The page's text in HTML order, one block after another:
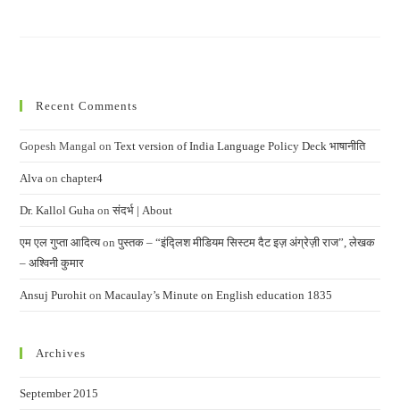
Recent Comments
Gopesh Mangal onText version of India Language Policy Deck भाषानीति
Alva onchapter4
Dr. Kallol Guha onसंदर्भ | About
एम एल गुप्ता आदित्यonपुस्तक – “इंद्लिश मीडियम सिस्टम दैट इज़ अंग्रेज़ी राज”, लेखक
– अश्विनी कुमार
Ansuj Purohit onMacaulay’s Minute on English education 1835
Archives
September 2015